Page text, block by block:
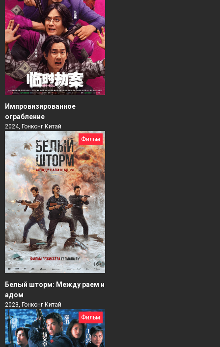
Импровизированное
ограбление
2024, Гонконг Китай
Фильм
Белый шторм: Между раем и
адом
2023, Гонконг Китай
Фильм